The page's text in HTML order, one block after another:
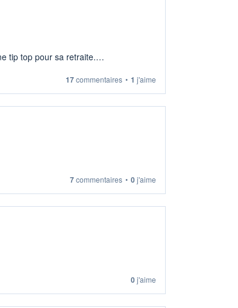
tip top pour sa retraite.
17commentaires • 1 j'aime
7commentaires • 0j'aime
0j'aime